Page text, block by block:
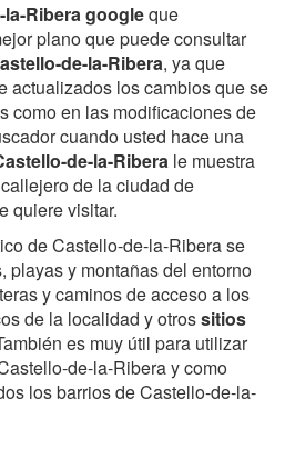
Ribera googleque
plano que puede consultar
de-la-Ribera, ya que
actualizados los cambios que se
como en las modificaciones de
cuando usted hace una
de-la-Ribera le muestra
de la ciudad de
quiere visitar.
de Castello-de-la-Ribera se
playas y montañas del entorno
y caminos de acceso a los
de la localidad y otrossitios
es muy útil para utilizar
de-la-Ribera y como
los barrios de Castello-de-la-